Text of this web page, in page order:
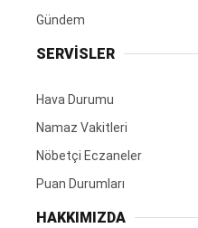
Gündem
SERVİSLER
Hava Durumu
Namaz Vakitleri
Nöbetçi Eczaneler
Puan Durumları
HAKKIMIZDA